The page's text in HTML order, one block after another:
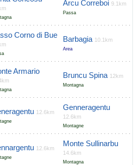
Arcu Correboi 9.1km
Passa
Corno di Bue Barbagia 10.1km
Area
Armario Bruncu Spina 12km
Montagna
12.6km
Genneragentu
12.6km
Montagne
12.6km
Monte Sullinarbu
14.6km
Montagna